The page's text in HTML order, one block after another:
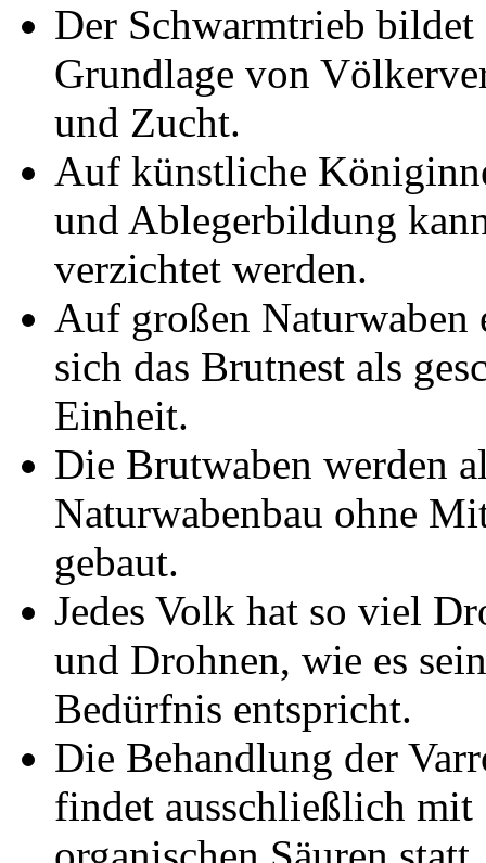
Der Schwarmtrieb bildet
Grundlage von
und Zucht.
Auf künstliche
und Ablegerbildung
verzichtet werden.
Auf großen Naturwaben
sich das Brutnest als
Einheit.
Die Brutwaben werden
Naturwabenbau ohne
gebaut.
Jedes Volk hat so viel
und Drohnen, wie es
Bedürfnis entspricht.
Die Behandlung der
findet ausschließlich mit